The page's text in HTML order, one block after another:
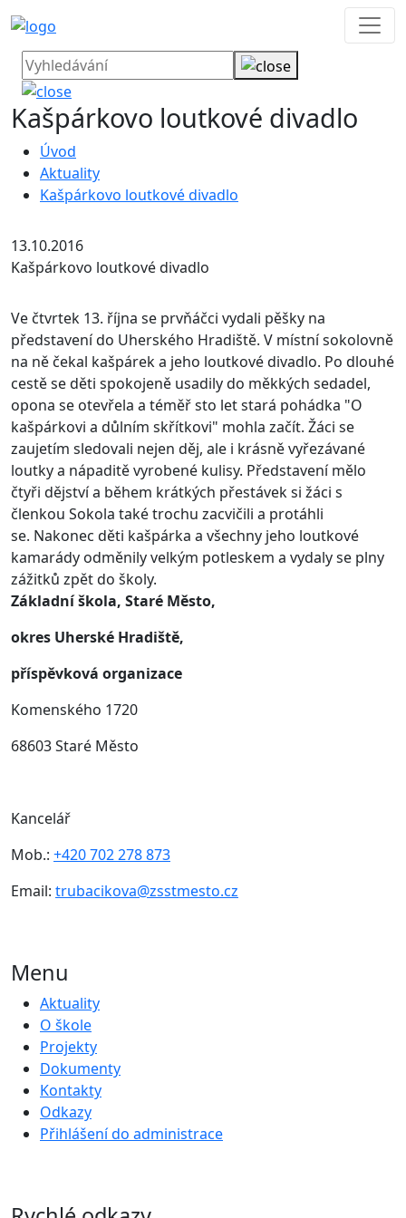
Kašpárkovo loutkové divadlo
Úvod
Aktuality
Kašpárkovo loutkové divadlo
13.10.2016
Kašpárkovo loutkové divadlo
Ve čtvrtek 13. října se prvňáčci vydali pěšky na
představení do Uherského Hradiště. V místní sokolovně
na ně čekal kašpárek a jeho loutkové divadlo. Po dlouhé
cestě se děti spokojeně usadily do měkkých sedadel,
opona se otevřela a téměř sto let stará pohádka "O
kašpárkovi a důlním skřítkovi" mohla začít. Žáci se
zaujetím sledovali nejen děj, ale i krásně vyřezávané
loutky a nápaditě vyrobené kulisy. Představení mělo
čtyři dějství a během krátkých přestávek si žáci s
členkou Sokola také trochu zacvičili a protáhli
se. Nakonec děti kašpárka a všechny jeho loutkové
kamarády odměnily velkým potleskem a vydaly se plny
zážitků zpět do školy.
Základní škola, Staré Město,
okres Uherské Hradiště,
příspěvková organizace
Komenského 1720
68603 Staré Město
Kancelář
Mob.: +420 702 278 873
Email: trubacikova@zsstmesto.cz
Menu
Aktuality
O škole
Projekty
Dokumenty
Kontakty
Odkazy
Přihlášení do administrace